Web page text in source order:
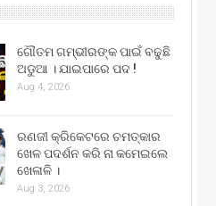
ଗୌତମ ଗମ୍ଭୀରଙ୍କ ପାଇଁ ବଢୁଛି
ଅଡୁଆ । ଯାଇପାରେ ପଦ !
Aug 4, 2026
ରଣଜୀ କ୍ରିକେଟରେ ଚମତ୍କାର
ଖେଳ ପଦର୍ଶନ କରି ନା କମେଇଲେ
ଖେଳାଳି ।
Aug 3, 2026